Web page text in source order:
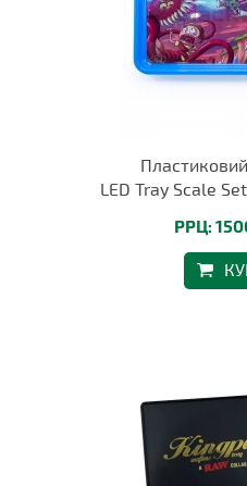
LED Tray Scale
РРЦ: